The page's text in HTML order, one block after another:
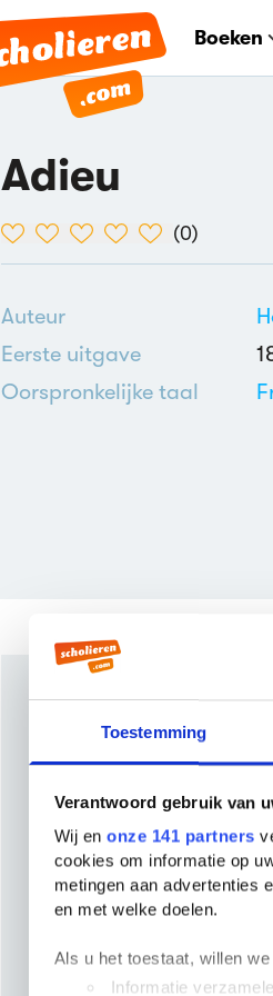
Toestemming
Verantwoord gebruik van
Wij en onze 141 partners
cookies om informatie op
metingen aan advertenties
en met welke doelen.
Als u het toestaat, willen
Informatie
Boeken
Adieu
(0)
Auteur
Eerste uitgave
Oorspronkelijke taal
Wie schreef Adieu?
Adieu werd geschreven door
boeken van deze auteur
boeken van deze auteur zijn
de chagrin (1831) en
Adieu is geschreven in het